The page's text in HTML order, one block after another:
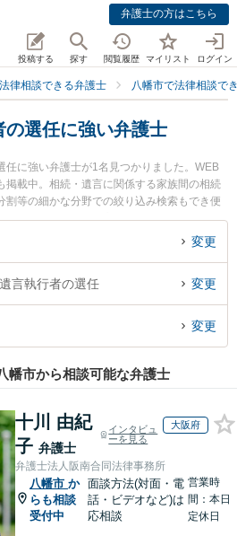
弁護士の方はこちら
投稿する 探す 閲覧履歴 マイリスト ログイン
律相談できる弁護士 八幡市で法律相談で
の選任に強い弁護士
任に強い弁護士が1名見つかりました。WEB
掲載中。相続・遺言に関係する家族間の相続
割等の細かな分野での絞り込み検索もでき便
石黒 大地弁護士のプロフィール情報や弁護士
す。『八幡市で土日や夜間に発生した遺言執
幡市内の弁護士に相談予約したい』などでお
。
変更
言執行者の選任 変更
変更
幡市から相談可能な弁護士
十川 由紀
子 弁護士
インタビュ
ーを見る
大阪府
弁護士法人阪南合同法律事務所
八幡市 か
らも相談
受付中
面談方法(対面・電
話・ビデオなど)は
応相談
営業時
間：本日
定休日